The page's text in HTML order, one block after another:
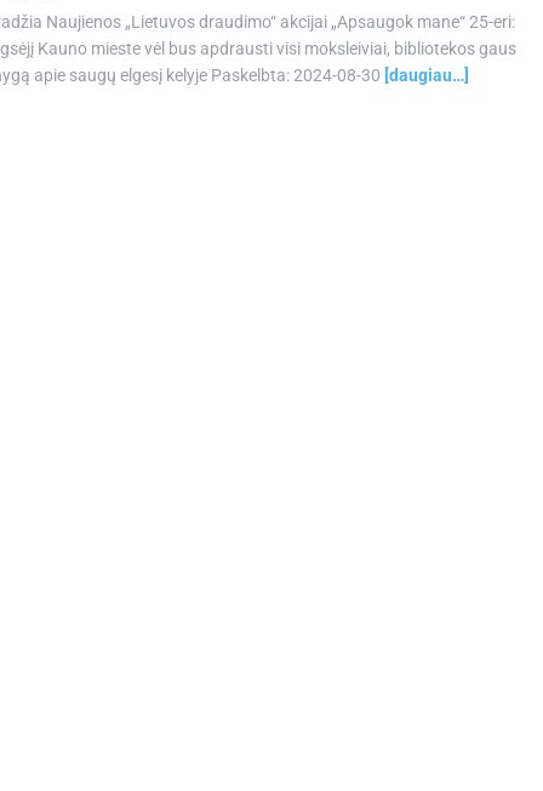
Naujienos „Lietuvos draudimo“ akcijai „Apsaugok mane“ 25-eri:
Kauno mieste vėl bus apdrausti visi moksleiviai, bibliotekos gaus
apie saugų elgesį kelyje Paskelbta: 2024-08-30 [daugiau…]